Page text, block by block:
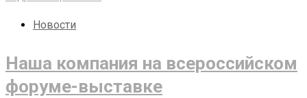
Новости
Наша компания на всероссийском
форуме-выставке